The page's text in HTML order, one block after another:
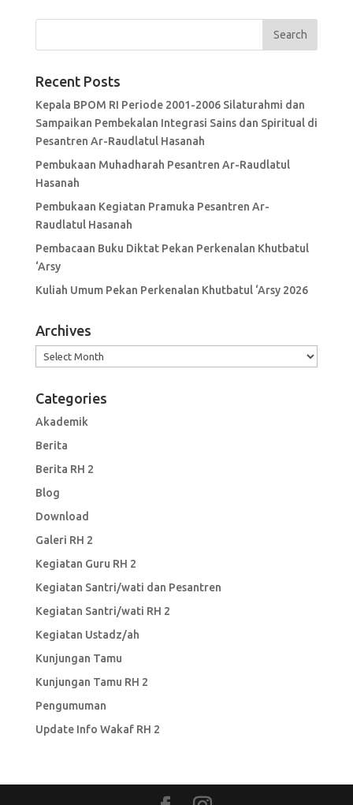
Recent Posts
Kepala BPOM RI Periode 2001-2006 Silaturahmi dan
Sampaikan Pembekalan Integrasi Sains dan Spiritual di
Pesantren Ar-Raudlatul Hasanah
Pembukaan Muhadharah Pesantren Ar-Raudlatul
Hasanah
Pembukaan Kegiatan Pramuka Pesantren Ar-
Raudlatul Hasanah
Pembacaan Buku Diktat Pekan Perkenalan Khutbatul
‘Arsy
Kuliah Umum Pekan Perkenalan Khutbatul ‘Arsy 2026
Archives
Archives
Categories
Akademik
Berita
Berita RH 2
Blog
Download
Galeri RH 2
Kegiatan Guru RH 2
Kegiatan Santri/wati dan Pesantren
Kegiatan Santri/wati RH 2
Kegiatan Ustadz/ah
Kunjungan Tamu
Kunjungan Tamu RH 2
Pengumuman
Update Info Wakaf RH 2